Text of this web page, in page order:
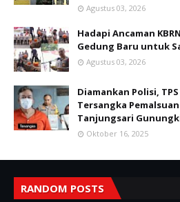
Agustus 03, 2026
Hadapi Ancaman
Gedung Baru untuk
Agustus 03, 2026
Diamankan Polisi,
Tersangka
Tanjungsari
Oktober 16, 2025
RANDOM POSTS